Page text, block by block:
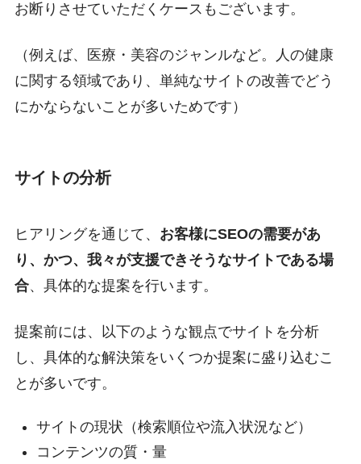
お断りさせていただくケースもございます。
（例えば、医療・美容のジャンルなど。人の健康
に関する領域であり、単純なサイトの改善でどう
にかならないことが多いためです）
サイトの分析
ヒアリングを通じて、 お客様にSEOの需要があ
り、かつ、我々が支援できそうなサイトである場
合、具体的な提案を行います。
提案前には、以下のような観点でサイトを分析
し、具体的な解決策をいくつか提案に盛り込むこ
とが多いです。
サイトの現状（検索順位や流入状況など）
コンテンツの質・量